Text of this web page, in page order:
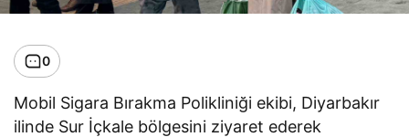
0
Mobil Sigara Bırakma Polikliniği ekibi, Diyarbakır
ilinde Sur İçkale bölgesini ziyaret ederek